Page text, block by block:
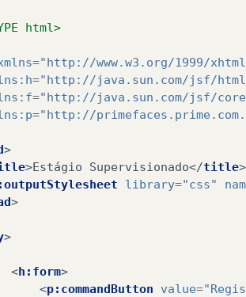
html>
="http://www.w3.org/1999/
="http://java.sun.com/jsf/
="http://java.sun.com/jsf/
="http://
>
>Estágio Supervisionado</title>
library="css"
>
>
<h:form>
<p:commandButton value=